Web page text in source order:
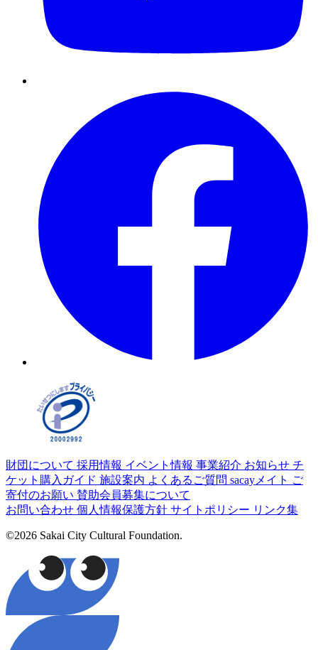
財団について 採用情報 イベント情報 事業紹介 お知らせ チ
ケット購入ガイド 施設案内 よくあるご質問 sacayメイト ご
寄付のお願い 賛助会員募集について
お問い合わせ 個人情報保護方針 サイトポリシー リンク集
©2026 Sakai City Cultural Foundation.